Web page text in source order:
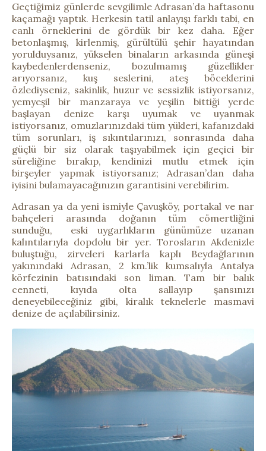
Geçtiğimiz günlerde sevgilimle Adrasan’da haftasonu
kaçamağı yaptık. Herkesin tatil anlayışı farklı tabi, en
canlı örneklerini de gördük bir kez daha. Eğer
betonlaşmış, kirlenmiş, gürültülü şehir hayatından
yorulduysanız, yükselen binaların arkasında güneşi
kaybedenlerdenseniz, bozulmamış güzellikler
arıyorsanız, kuş seslerini, ateş böceklerini
özlediyseniz, sakinlik, huzur ve sessizlik istiyorsanız,
yemyeşil bir manzaraya ve yeşilin bittiği yerde
başlayan denize karşı uyumak ve uyanmak
istiyorsanız, omuzlarınızdaki tüm yükleri, kafanızdaki
tüm sorunları, iş sıkıntılarınızı, sonrasında daha
güçlü bir siz olarak taşıyabilmek için geçici bir
süreliğine bırakıp, kendinizi mutlu etmek için
birşeyler yapmak istiyorsanız; Adrasan’dan daha
iyisini bulamayacağınızın garantisini verebilirim.
Adrasan ya da yeni ismiyle Çavuşköy, portakal ve nar
bahçeleri arasında doğanın tüm cömertliğini
sunduğu, eski uygarlıkların günümüze uzanan
kalıntılarıyla dopdolu bir yer. Torosların Akdenizle
buluştuğu, zirveleri karlarla kaplı Beydağlarının
yakınındaki Adrasan, 2 km.’lik kumsalıyla Antalya
körfezinin batısındaki son liman. Tam bir balık
cenneti, kıyıda olta sallayıp şansınızı
deneyebileceğiniz gibi, kiralık teknelerle masmavi
denize de açılabilirsiniz.